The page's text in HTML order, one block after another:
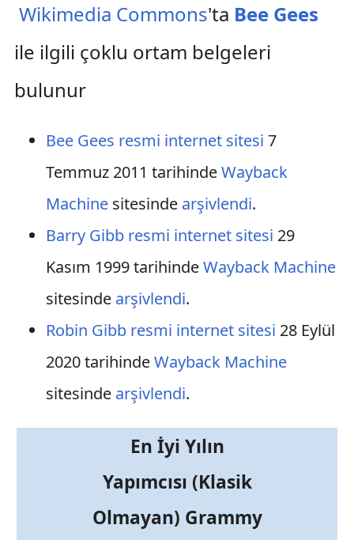
Wikimedia Commons'ta Bee Gees
ile ilgili çoklu ortam belgeleri
bulunur
Bee Gees resmi internet sitesi 7
Temmuz 2011 tarihindeWayback
Machinesitesinde arşivlendi.
Barry Gibb resmi internet sitesi 29
Kasım 1999 tarihindeWayback Machine
sitesinde arşivlendi.
Robin Gibb resmi internet sitesi 28 Eylül
2020 tarihindeWayback Machine
sitesinde arşivlendi.
En İyi Yılın
Yapımcısı (Klasik
Olmayan) Grammy